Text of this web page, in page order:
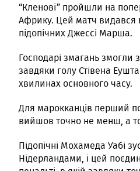
“Кленові” пройшли на
Африку. Цей матч
підопічних Джессі Марша.
Господарі змагань
завдяки голу Стівена
хвилинах основного часу.
Для марокканців перший
вийшов точно не менш, а
Підопічні Мохамеда Уабі
Нідерландами, і цей